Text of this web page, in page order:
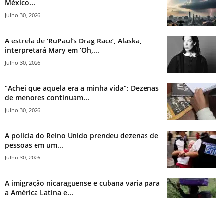
México...
Julho 30, 2026
A estrela de ‘RuPaul’s Drag Race’, Alaska,
interpretará Mary em ‘Oh,...
Julho 30, 2026
“Achei que aquela era a minha vida”: Dezenas
de menores continuam...
Julho 30, 2026
A polícia do Reino Unido prendeu dezenas de
pessoas em um...
Julho 30, 2026
A imigração nicaraguense e cubana varia para
a América Latina e...